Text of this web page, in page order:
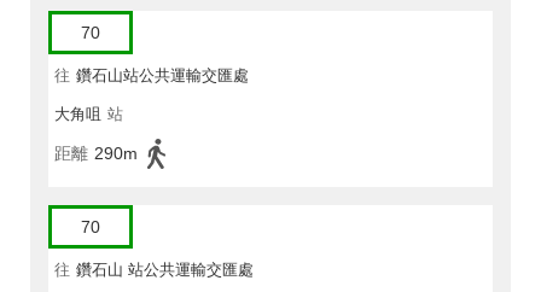
70
往 鑽石山站公共運輸交匯處
大角咀 站
距離 290m
70
往 鑽石山 站公共運輸交匯處